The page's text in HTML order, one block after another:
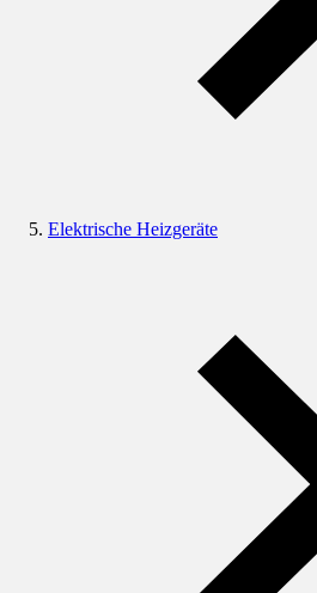
Elektrische Heizgeräte